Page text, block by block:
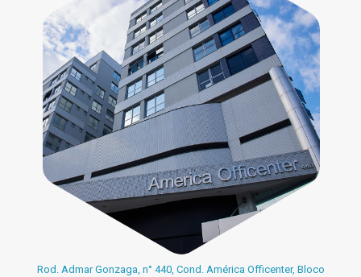
Rod. Admar Gonzaga, n° 440, Cond. América Officenter, Bloco